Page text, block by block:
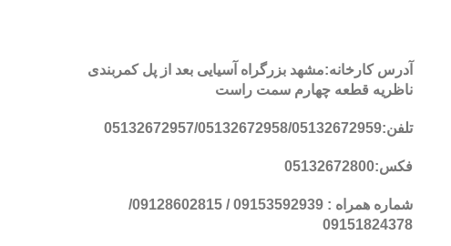
آدرس کارخانه:مشهد بزرگراه آسیایی بعد از پل کمربندی
ناظریه قطعه چهارم سمت راست
تلفن:05132672957/05132672958/05132672959
فکس:05132672800
شماره همراه : 09153592939 / 09128602815/
09151824378